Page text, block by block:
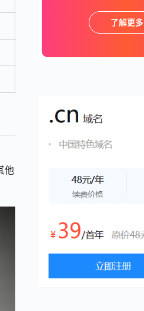
他
了解更多